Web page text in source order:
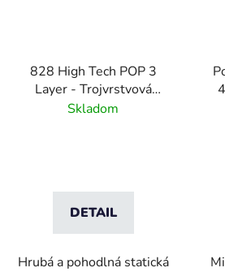
828 High Tech POP 3
Layer - Trojvrstvová
statická disipatívna ESD
Skladom
DETAIL
Hrubá a pohodlná statická